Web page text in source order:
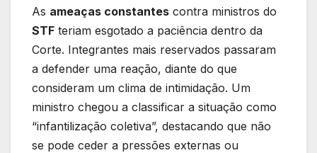
As ameaças constantes contra ministros do
STF teriam esgotado a paciência dentro da
Corte. Integrantes mais reservados passaram
a defender uma reação, diante do que
consideram um clima de intimidação. Um
ministro chegou a classificar a situação como
“infantilização coletiva”, destacando que não
se pode ceder a pressões externas ou